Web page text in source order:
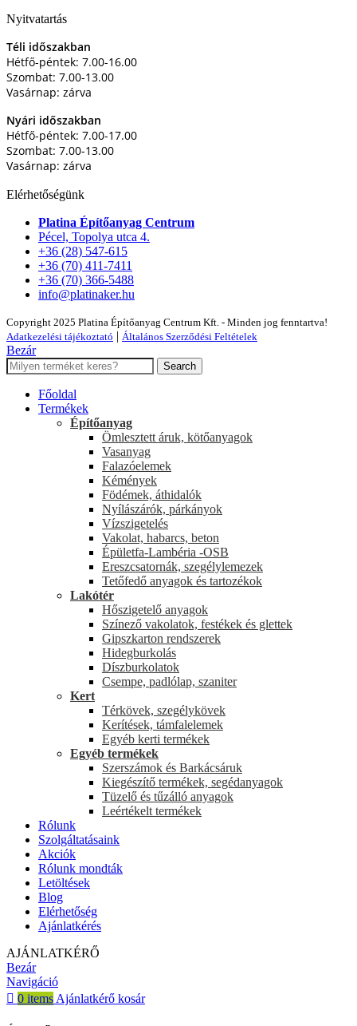
Nyitvatartás
Téli időszakban
Hétfő-péntek: 7.00-16.00
Szombat: 7.00-13.00
Vasárnap: zárva
Nyári időszakban
Hétfő-péntek: 7.00-17.00
Szombat: 7.00-13.00
Vasárnap: zárva
Elérhetőségünk
Platina Építőanyag Centrum
Pécel, Topolya utca 4.
+36 (28) 547-615
+36 (70) 411-7411
+36 (70) 366-5488
info@platinaker.hu
Copyright 2025 Platina Építőanyag Centrum Kft. - Minden jog fenntartva!
Adatkezelési tájékoztató | Általános Szerződési Feltételek
Bezár
Search
Főoldal
Termékek
Építőanyag
Ömlesztett áruk, kötőanyagok
Vasanyag
Falazóelemek
Kémények
Födémek, áthidalók
Nyílászárók, párkányok
Vízszigetelés
Vakolat, habarcs, beton
Épületfa-Lambéria -OSB
Ereszcsatornák, szegélylemezek
Tetőfedő anyagok és tartozékok
Lakótér
Hőszigetelő anyagok
Színező vakolatok, festékek és glettek
Gipszkarton rendszerek
Hidegburkolás
Díszburkolatok
Csempe, padlólap, szaniter
Kert
Térkövek, szegélykövek
Kerítések, támfalelemek
Egyéb kerti termékek
Egyéb termékek
Szerszámok és Barkácsáruk
Kiegészítő termékek, segédanyagok
Tüzelő és tűzálló anyagok
Leértékelt termékek
Rólunk
Szolgáltatásaink
Akciók
Rólunk mondták
Letöltések
Blog
Elérhetőség
Ajánlatkérés
AJÁNLATKÉRŐ
Bezár
Navigáció
0 items Ajánlatkérő kosár